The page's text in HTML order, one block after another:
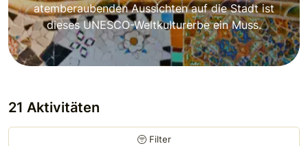
atemberaubenden Aussichten auf die Stadt ist
dieses UNESCO-Weltkulturerbe ein Muss.
21 Aktivitäten
Filter